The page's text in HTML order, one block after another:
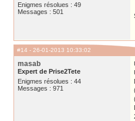
Enigmes résolues : 49
Messages : 501
#14 - 26-01-2013 10:33:02
masab
Expert de Prise2Tete
Enigmes résolues : 44
Messages : 971